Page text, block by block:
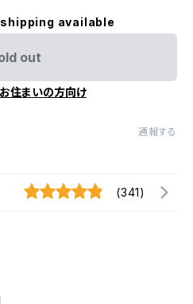
available
out
住まいの方向け
通報する
(341)